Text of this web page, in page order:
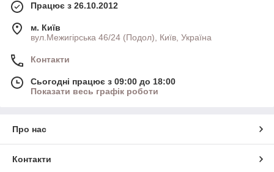
Працює з 26.10.2012
м. Київ
вул.Межигірська 46/24 (Подол), Київ, Україна
Контакти
Сьогодні працює з 09:00 до 18:00
Показати весь графік роботи
Про нас
Контакти